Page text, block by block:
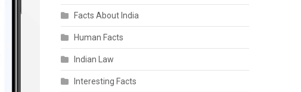
Facts About India
Human Facts
Indian Law
Interesting Facts